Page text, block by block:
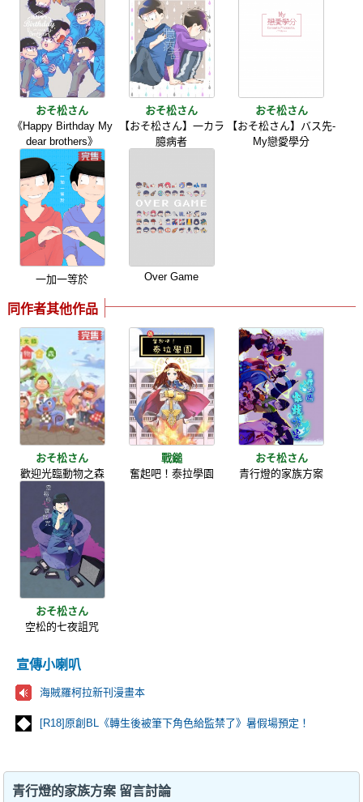
おそ松さん
《Happy Birthday My
dear brothers》
おそ松さん
【おそ松さん】一カラ
臆病者
おそ松さん
【おそ松さん】バス先-
My戀愛學分
一加一等於 Over Game
同作者其他作品
おそ松さん
歡迎光臨動物之森
戰鎚
奮起吧！泰拉學園
おそ松さん
青行燈的家族方案
おそ松さん
空松的七夜詛咒
宣傳小喇叭
海賊羅柯拉新刊漫畫本
[R18]原創BL《轉生後被筆下角色給監禁了》暑假場預定！
青行燈的家族方案 留言討論